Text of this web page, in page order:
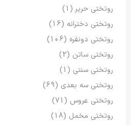
روتختی حریر (1)
روتختی دخترانه (16)
روتختی دونفره (106)
روتختی ساتن (2)
روتختی سنتی (1)
روتختی سه بعدی (69)
روتختی عروس (71)
روتختی مخمل (18)